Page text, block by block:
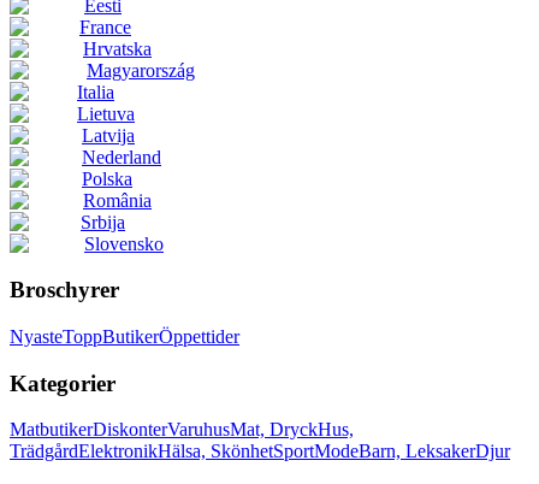
Eesti
France
Hrvatska
Magyarország
Italia
Lietuva
Latvija
Nederland
Polska
România
Srbija
Slovensko
Broschyrer
NyasteToppButikerÖppettider
Kategorier
MatbutikerDiskonterVaruhusMat, DryckHus,
TrädgårdElektronikHälsa, SkönhetSportModeBarn, LeksakerDjur